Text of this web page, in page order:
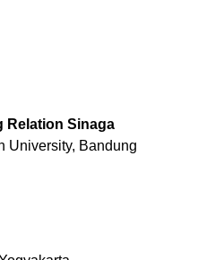
Relation Sinaga
University, Bandung